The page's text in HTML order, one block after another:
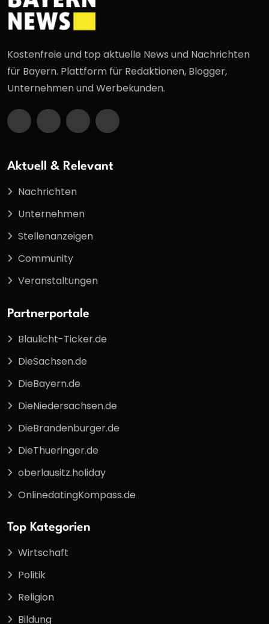
Kostenfreie und top aktuelle News und Nachrichten
für Bayern. Plattform für Redaktionen, Blogger,
Unternehmen und Werbekunden.
Aktuell & Relevant
Nachrichten
Unternehmen
Stellenanzeigen
Community
Veranstaltungen
Partnerportale
Blaulicht-Ticker.de
DieSachsen.de
DieBayern.de
DieNiedersachsen.de
DieBrandenburger.de
DieThueringer.de
oberlausitz.holiday
OnlinedatingKompass.de
Top Kategorien
Wirtschaft
Politik
Religion
Bildung